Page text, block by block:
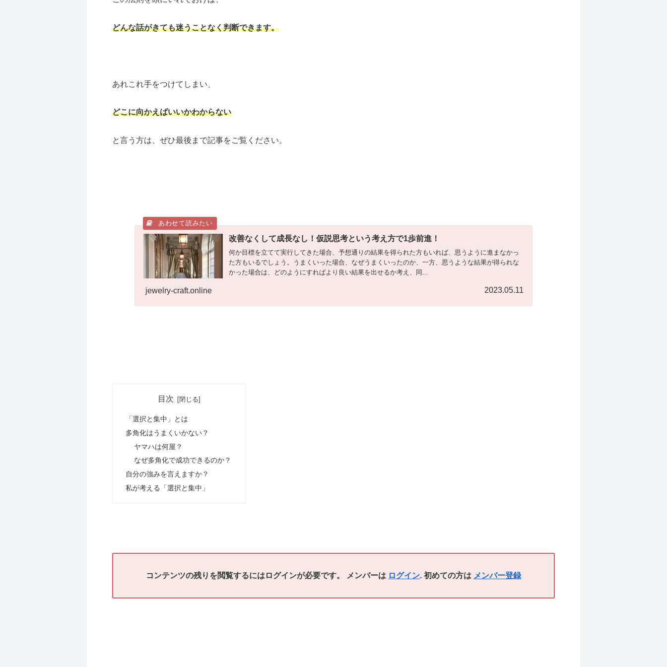
どんな話がきても迷うことなく判断できます。
あれこれ手をつけてしまい、
どこに向かえばいいかわからない
と言う方は、ぜひ最後まで記事をご覧ください。
改善なくして成長なし！仮説思考という考え方で1歩前進！
何か目標を立てて実行してきた場合、予想通りの結果を得られた方もいれば、思うように進まなかっ
た方もいるでしょう。うまくいった場合、なぜうまくいったのか、一方、思うような結果が得られな
かった場合は、どのようにすればより良い結果を出せるか考え、同...
jewelry-craft.online 2023.05.11
目次
「選択と集中」とは
多角化はうまくいかない？
ヤマハは何屋？
なぜ多角化で成功できるのか？
自分の強みを言えますか？
私が考える「選択と集中」
コンテンツの残りを閲覧するにはログインが必要です。 メンバーは ログイン. 初めての方は メンバー登録